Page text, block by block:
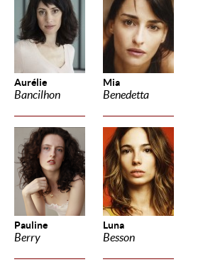
Aurélie
Bancilhon
Mia
Benedetta
Pauline
Berry
Luna
Besson